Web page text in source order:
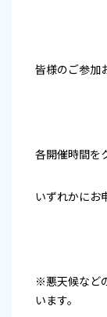
皆様のご参加
各開催時間を
いずれかにお
※悪天候など
います。